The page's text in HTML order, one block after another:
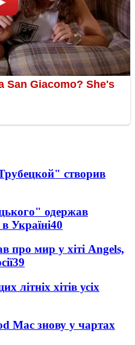
створив
одержав
Україні40
про мир у хіті Angels,
39
літніх хітів усіх
Mac знову у чартах